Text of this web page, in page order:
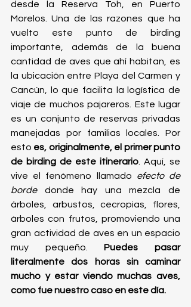
desde la Reserva Toh, en Puerto
Morelos. Una de las razones que ha
vuelto este punto de birding
importante, además de la buena
cantidad de aves que ahí habitan, es
la ubicación entre Playa del Carmen y
Cancún, lo que facilita la logística de
viaje de muchos pajareros. Este lugar
es un conjunto de reservas privadas
manejadas por familias locales. Por
esto es, originalmente, el primer punto
de birding de este itinerario . Aquí, se
vive el fenómeno llamado efecto de
borde donde hay una mezcla de
árboles, arbustos, cecropias, flores,
árboles con frutos, promoviendo una
gran actividad de aves en un espacio
muy pequeño. Puedes pasar
literalmente dos horas sin caminar
mucho y estar viendo muchas aves,
como fue nuestro caso en este día.